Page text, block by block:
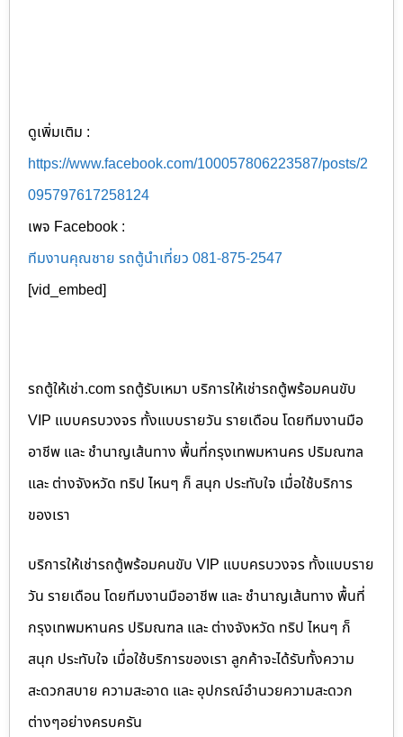
ดูเพิ่มเติม :
https://www.facebook.com/100057806223587/posts/2
095797617258124
เพจ Facebook :
ทีมงานคุณชาย รถตู้นำเที่ยว 081-875-2547
[vid_embed]
รถตู้ให้เช่า.com รถตู้รับเหมา บริการให้เช่ารถตู้พร้อมคนขับ
VIP แบบครบวงจร ทั้งแบบรายวัน รายเดือน โดยทีมงานมือ
อาชีพ และ ชำนาญเส้นทาง พื้นที่กรุงเทพมหานคร ปริมณฑล
และ ต่างจังหวัด ทริป ไหนๆ ก็ สนุก ประทับใจ เมื่อใช้บริการ
ของเรา
บริการให้เช่ารถตู้พร้อมคนขับ VIP แบบครบวงจร ทั้งแบบราย
วัน รายเดือน โดยทีมงานมืออาชีพ และ ชำนาญเส้นทาง พื้นที่
กรุงเทพมหานคร ปริมณฑล และ ต่างจังหวัด ทริป ไหนๆ ก็
สนุก ประทับใจ เมื่อใช้บริการของเรา ลูกค้าจะได้รับทั้งความ
สะดวกสบาย ความสะอาด และ อุปกรณ์อำนวยความสะดวก
ต่างๆอย่างครบครัน